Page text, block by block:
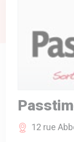
ENTREPRISE
CATALOGUES
12 rue